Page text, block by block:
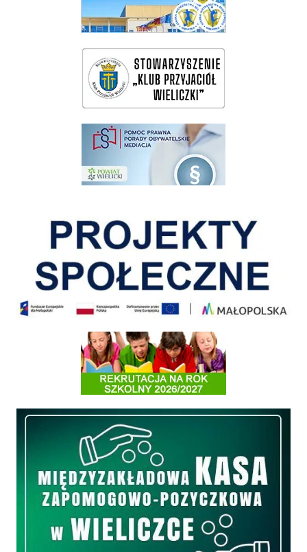
wieliczka-wieliczanie na bis
pomoc prawna wieliczka
Informacja o terminach rekrutacji na rok szkolny 2026/2027
Międzyzakładowa Kasa Zapomogowo - Pożyczkowa